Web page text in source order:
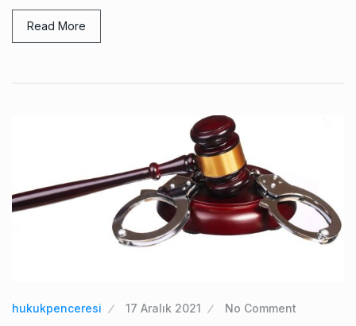
Read More
hukukpenceresi 17 Aralık 2021 No Comment